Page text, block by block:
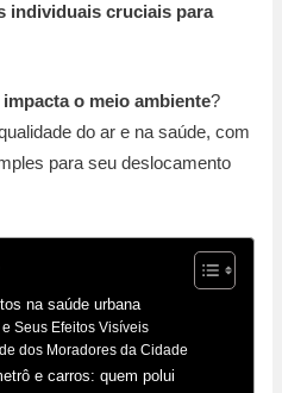
individuais cruciais para
o meio ambiente?
do ar e na saúde, com
para seu deslocamento
na saúde urbana
Seus Efeitos Visíveis
dos Moradores da Cidade
e carros: quem polui